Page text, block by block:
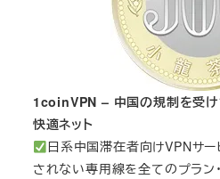
1coinVPN – 中国の規制を受け
快適ネット
日系中国滞在者向けVPNサ
されない専用線を全てのプラン